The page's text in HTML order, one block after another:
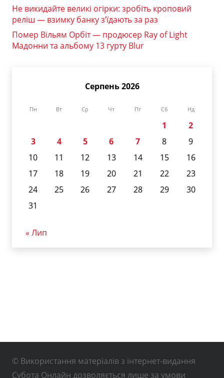
Не викидайте великі огірки: зробіть кроповий
реліш — взимку банку з’їдають за раз
Помер Вільям Орбіт — продюсер Ray of Light
Мадонни та альбому 13 гурту Blur
Серпень 2026
Пн Вт Ср Чт Пт Сб Нд
1
2
3
4 5 6 7 8
9
10
11 12 13 14 15
16
17
18 19 20 21 22
23
24
25 26 27 28 29
30
31
« Лип
© Використання матеріалів з інтернет-видання
Субота Онлайн дозволяється лише за умови